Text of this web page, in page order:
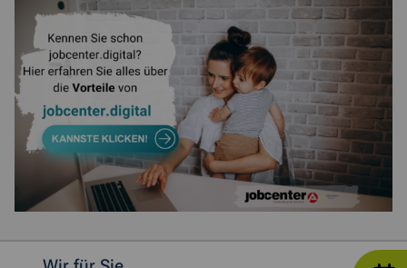
Weitere allgemeine Informationen